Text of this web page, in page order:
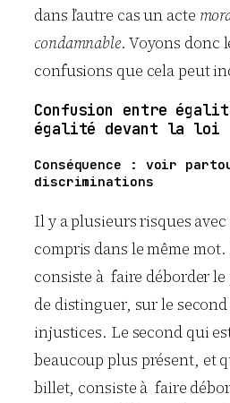
dans l’autre cas un acte
condamnable. Voyons donc
confusions que cela peut
Confusion entre
égalité devant la loi
Conséquence : voir
discriminations
Il y a plusieurs risques avec
compris dans le même
consiste à faire déborder le
de distinguer, sur le second
injustices. Le second qui
beaucoup plus présent, et
billet, consiste à faire